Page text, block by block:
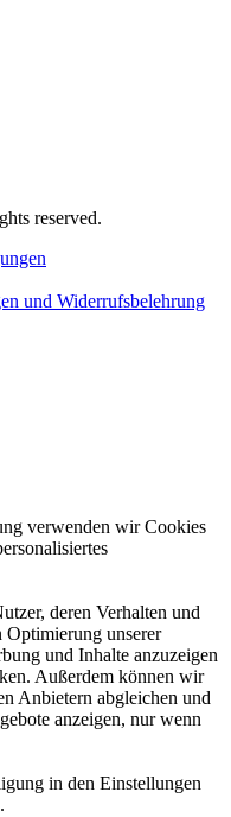
reserved.
und Widerrufsbelehrung
verwenden wir Cookies
deren Verhalten und
Optimierung unserer
und Inhalte anzuzeigen
Außerdem können wir
Anbietern abgleichen und
anzeigen, nur wenn
in den Einstellungen
.